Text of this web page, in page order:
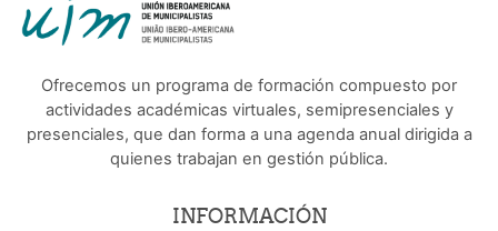
Ofrecemos un programa de formación compuesto por
actividades académicas virtuales, semipresenciales y
presenciales, que dan forma a una agenda anual dirigida a
quienes trabajan en gestión pública.
INFORMACIÓN